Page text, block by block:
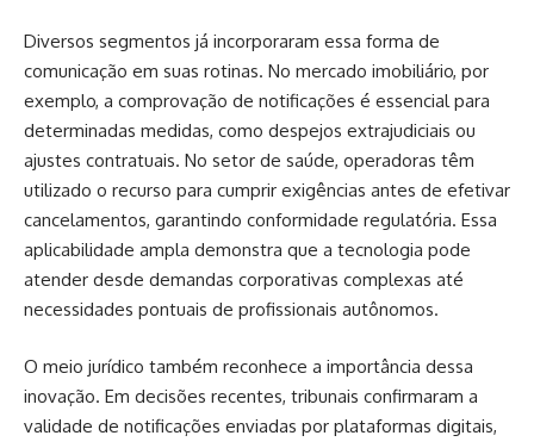
Diversos segmentos já incorporaram essa forma de
comunicação em suas rotinas. No mercado imobiliário, por
exemplo, a comprovação de notificações é essencial para
determinadas medidas, como despejos extrajudiciais ou
ajustes contratuais. No setor de saúde, operadoras têm
utilizado o recurso para cumprir exigências antes de efetivar
cancelamentos, garantindo conformidade regulatória. Essa
aplicabilidade ampla demonstra que a tecnologia pode
atender desde demandas corporativas complexas até
necessidades pontuais de profissionais autônomos.
O meio jurídico também reconhece a importância dessa
inovação. Em decisões recentes, tribunais confirmaram a
validade de notificações enviadas por plataformas digitais,